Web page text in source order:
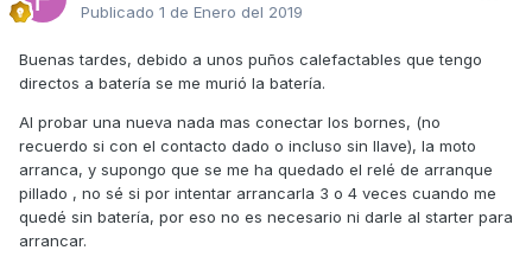
Publicado 1 de Enero del 2019
Buenas tardes, debido a unos puños calefactables que tengo
directos a batería se me murió la batería.
Al probar una nueva nada mas conectar los bornes, (no
recuerdo si con el contacto dado o incluso sin llave), la moto
arranca, y supongo que se me ha quedado el relé de arranque
pillado , no sé si por intentar arrancarla 3 o 4 veces cuando me
quedé sin batería, por eso no es necesario ni darle al starter para
arrancar.